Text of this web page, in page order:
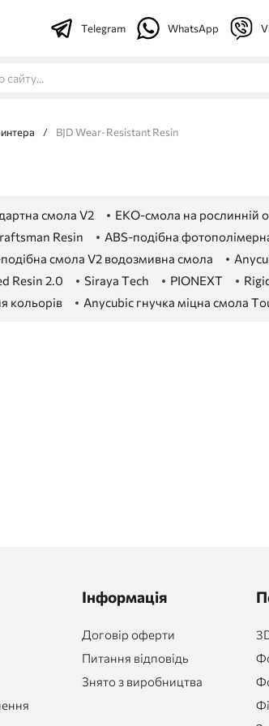
Telegram WhatsApp
/ BJD Wear-Resistant Resin
смола V2 ЕКО-смола на рослинній
Resin ABS-подібна
смола V2 водозмивна смола
Resin 2.0 Siraya Tech PIONEXT
кольорів Anycubic гнучка міцна смола
Інформація
Договір оферти
Питання відповідь
Знято з виробництва